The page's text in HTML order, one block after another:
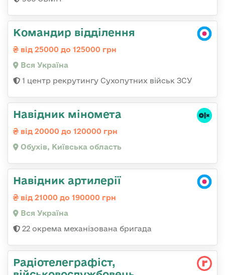
Командир відділення
від 25000 до 125000 грн
Вся Україна
1 центр рекрутингу Сухопутних військ ЗСУ
Навідник міномета
від 20000 до 120000 грн
Обухів, Київська область
Навідник артилерії
від 21000 до 190000 грн
Вся Україна
22 окрема механізована бригада
Радіотелеграфіст,